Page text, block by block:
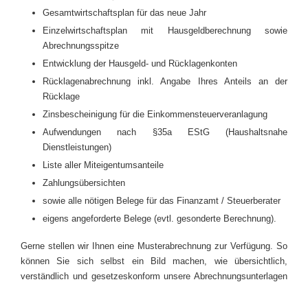
Gesamtwirtschaftsplan für das neue Jahr
Einzelwirtschaftsplan mit Hausgeldberechnung sowie
Abrechnungsspitze
Entwicklung der Hausgeld- und Rücklagenkonten
Rücklagenabrechnung inkl. Angabe Ihres Anteils an der
Rücklage
Zinsbescheinigung für die Einkommensteuerveranlagung
Aufwendungen nach §35a EStG (Haushaltsnahe
Dienstleistungen)
Liste aller Miteigentumsanteile
Zahlungsübersichten
sowie alle nötigen Belege für das Finanzamt / Steuerberater
eigens angeforderte Belege (evtl. gesonderte Berechnung).
Gerne stellen wir Ihnen eine Musterabrechnung zur Verfügung. So
können Sie sich selbst ein Bild machen, wie übersichtlich,
verständlich und gesetzeskonform unsere Abrechnungsunterlagen